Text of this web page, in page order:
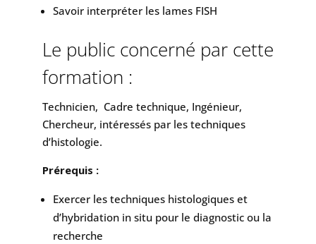
Savoir interpréter les lames FISH
Le public concerné par cette
formation :
Technicien, Cadre technique, Ingénieur,
Chercheur, intéressés par les techniques
d’histologie.
Prérequis :
Exercer les techniques histologiques et
d’hybridation in situ pour le diagnostic ou la
recherche